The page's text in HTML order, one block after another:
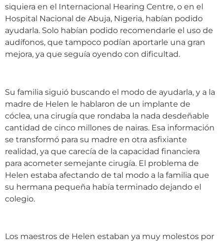
siquiera en el Internacional Hearing Centre, o en el
Hospital Nacional de Abuja, Nigeria, habían podido
ayudarla. Solo habían podido recomendarle el uso de
audífonos, que tampoco podían aportarle una gran
mejora, ya que seguía oyendo con dificultad.
Su familia siguió buscando el modo de ayudarla, y a la
madre de Helen le hablaron de un implante de
cóclea, una cirugía que rondaba la nada desdeñable
cantidad de cinco millones de nairas. Esa información
se transformó para su madre en otra asfixiante
realidad, ya que carecía de la capacidad financiera
para acometer semejante cirugía. El problema de
Helen estaba afectando de tal modo a la familia que
su hermana pequeña había terminado dejando el
colegio.
Los maestros de Helen estaban ya muy molestos por